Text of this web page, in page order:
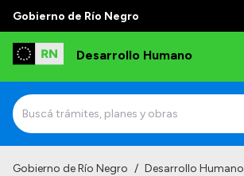
Gobierno de Río Negro
Desarrollo Humano
Gobierno de Río Negro / Desarrollo Humano